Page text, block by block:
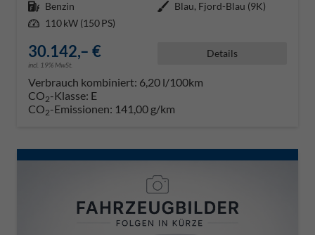
Kraftstoff Benzin Außenfarbe Blau, Fjord-Blau (9K)
Leistung 110 kW (150 PS)
30.142,– €
incl. 19% MwSt.
Details
Verbrauch kombiniert: 6,20 l/100km
CO2-Klasse: E
CO2-Emissionen: 141,00 g/km